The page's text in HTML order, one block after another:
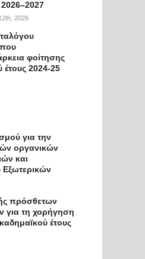
2026
φοίτησης
έτους 2024-25
για την
οργανικών
και
Εξωτερικών
πρόσθετων
για τη χορήγηση
έτους